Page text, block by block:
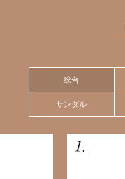
総合
サンダル